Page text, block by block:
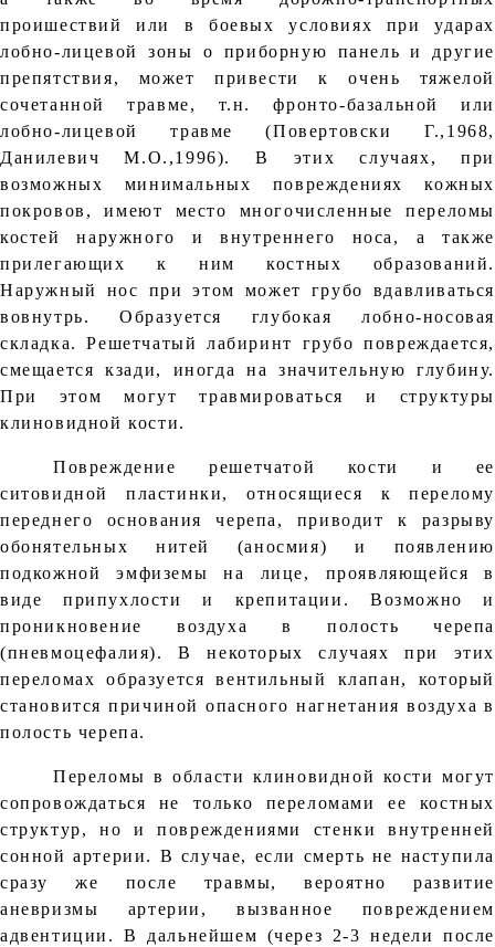
проишествий или в боевых условиях при ударах
лобно-лицевой зоны о приборную панель и другие
препятствия, может привести к очень тяжелой
сочетанной травме, т.н. фронто-базальной или
лобно-лицевой травме (Повертовски Г.,1968,
Данилевич М.О.,1996). В этих случаях, при
возможных минимальных повреждениях кожных
покровов, имеют место многочисленные переломы
костей наружного и внутреннего носа, а также
прилегающих к ним костных образований.
Наружный нос при этом может грубо вдавливаться
вовнутрь. Образуется глубокая лобно-носовая
складка. Решетчатый лабиринт грубо повреждается,
смещается кзади, иногда на значительную глубину.
При этом могут травмироваться и структуры
клиновидной кости.
Повреждение решетчатой кости и ее
ситовидной пластинки, относящиеся к перелому
переднего основания черепа, приводит к разрыву
обонятельных нитей (аносмия) и появлению
подкожной эмфиземы на лице, проявляющейся в
виде припухлости и крепитации. Возможно и
проникновение воздуха в полость черепа
(пневмоцефалия). В некоторых случаях при этих
переломах образуется вентильный клапан, который
становится причиной опасного нагнетания воздуха в
полость черепа.
Переломы в области клиновидной кости могут
сопровождаться не только переломами ее костных
структур, но и повреждениями стенки внутренней
сонной артерии. В случае, если смерть не наступила
сразу же после травмы, вероятно развитие
аневризмы артерии, вызванное повреждением
адвентиции. В дальнейшем (через 2-3 недели после